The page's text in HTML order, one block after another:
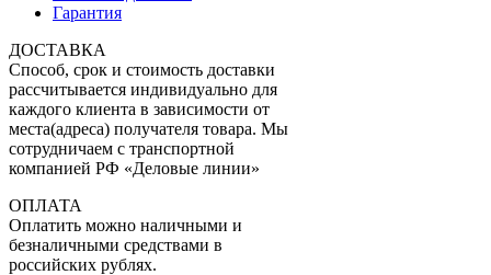
Гарантия
ДОСТАВКА
Способ, срок и стоимость доставки
рассчитывается индивидуально для
каждого клиента в зависимости от
места(адреса) получателя товара. Мы
сотрудничаем с транспортной
компанией РФ «Деловые линии»
ОПЛАТА
Оплатить можно наличными и
безналичными средствами в
российских рублях.